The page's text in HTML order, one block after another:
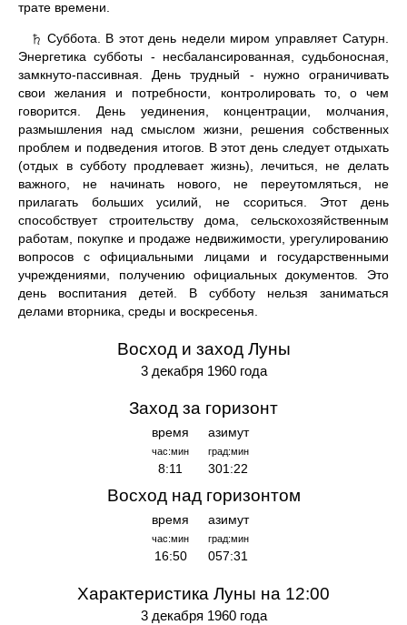
трате времени.
♄ Суббота. В этот день недели миром управляет Сатурн.
Энергетика субботы - несбалансированная, судьбоносная,
замкнуто-пассивная. День трудный - нужно ограничивать
свои желания и потребности, контролировать то, о чем
говорится. День уединения, концентрации, молчания,
размышления над смыслом жизни, решения собственных
проблем и подведения итогов. В этот день следует отдыхать
(отдых в субботу продлевает жизнь), лечиться, не делать
важного, не начинать нового, не переутомляться, не
прилагать больших усилий, не ссориться. Этот день
способствует строительству дома, сельскохозяйственным
работам, покупке и продаже недвижимости, урегулированию
вопросов с официальными лицами и государственными
учреждениями, получению официальных документов. Это
день воспитания детей. В субботу нельзя заниматься
делами вторника, среды и воскресенья.
Восход и заход Луны
3 декабря 1960 года
Заход за горизонт
время
час:мин
8:11
азимут
град:мин
301:22
Восход над горизонтом
время
час:мин
16:50
азимут
град:мин
057:31
Характеристика Луны на 12:00
3 декабря 1960 года